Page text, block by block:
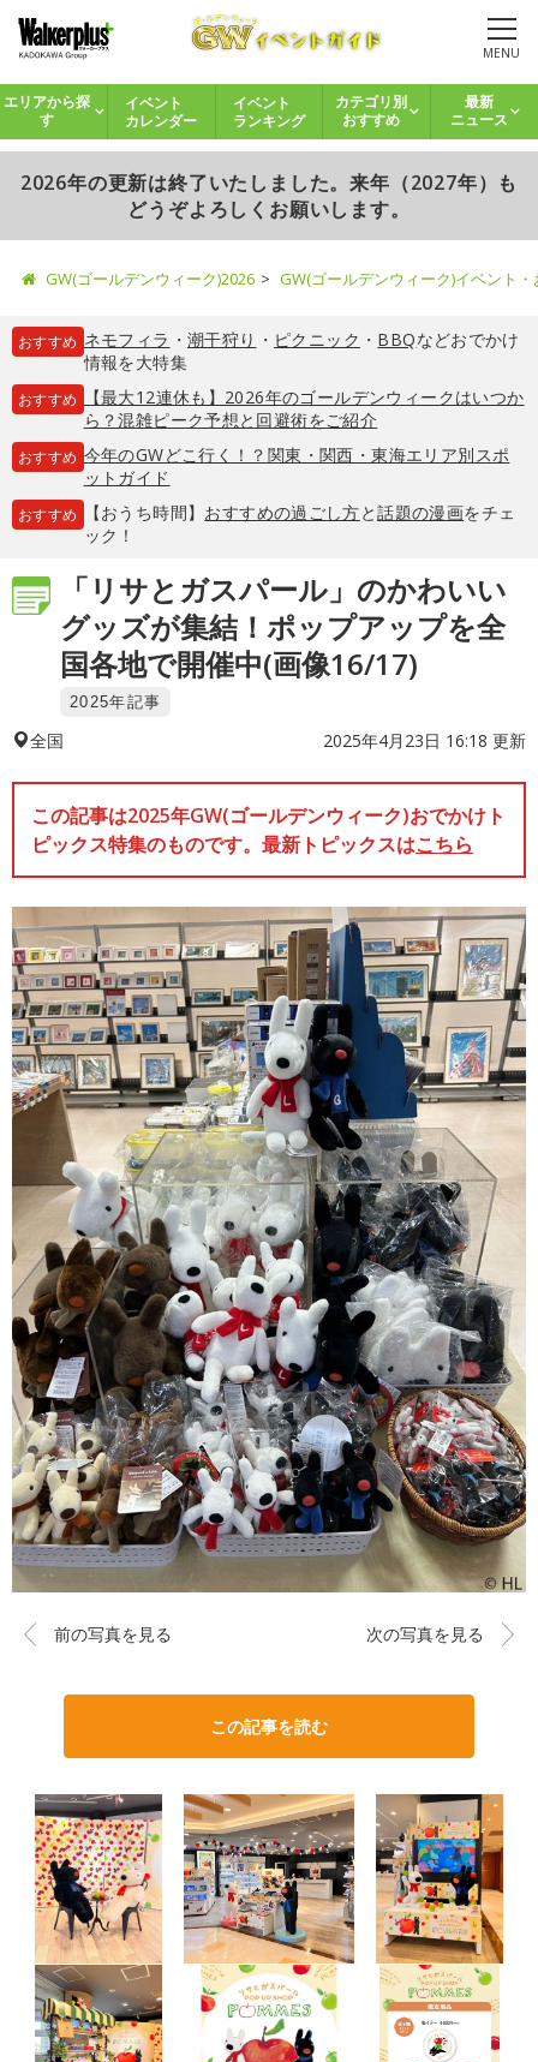
MENU
エリアから探
す
イベント
カレンダー
イベント
ランキング
カテゴリ別
おすすめ
最新
ニュース
2026年の更新は終了いたしました。来年（2027年）も
どうぞよろしくお願いします。
GW(ゴールデンウィーク)2026 GW(ゴールデンウィーク)イベント
おすすめ ネモフィラ ・ 潮干狩り ・ ピクニック ・ BBQなどおでかけ
情報を大特集
おすすめ
【最大12連休も】2026年のゴールデンウィークはいつか
ら？混雑ピーク予想と回避術をご紹介
おすすめ 今年のGWどこ行く！？関東・関西・東海エリア別スポ
ットガイド
おすすめ 【おうち時間】 おすすめの過ごし方と話題の漫画をチェ
ック！
「リサとガスパール」のかわいい
グッズが集結！ポップアップを全
国各地で開催中(画像16/17)
2025年記事
全国 2025年4月23日 16:18 更新
この記事は2025年GW(ゴールデンウィーク)おでかけト
ピックス特集のものです。最新トピックスはこちら
前の写真を見る 次の写真を見る
この記事を読む